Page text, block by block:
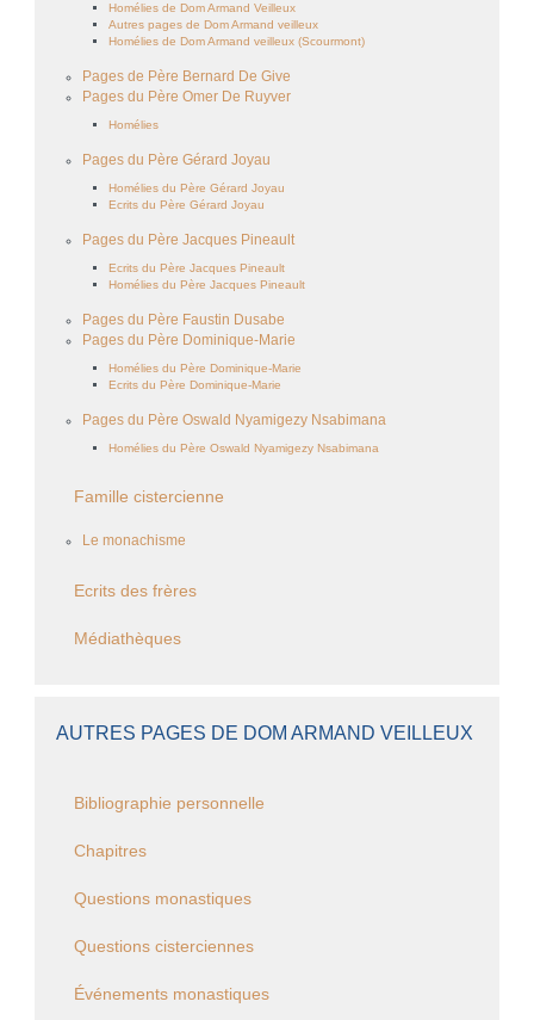
Homélies de Dom Armand Veilleux
Autres pages de Dom Armand veilleux
Homélies de Dom Armand veilleux (Scourmont)
Pages de Père Bernard De Give
Pages du Père Omer De Ruyver
Homélies
Pages du Père Gérard Joyau
Homélies du Père Gérard Joyau
Ecrits du Père Gérard Joyau
Pages du Père Jacques Pineault
Ecrits du Père Jacques Pineault
Homélies du Père Jacques Pineault
Pages du Père Faustin Dusabe
Pages du Père Dominique-Marie
Homélies du Père Dominique-Marie
Ecrits du Père Dominique-Marie
Pages du Père Oswald Nyamigezy Nsabimana
Homélies du Père Oswald Nyamigezy Nsabimana
Famille cistercienne
Le monachisme
Ecrits des frères
Médiathèques
AUTRES PAGES DE DOM ARMAND VEILLEUX
Bibliographie personnelle
Chapitres
Questions monastiques
Questions cisterciennes
Événements monastiques